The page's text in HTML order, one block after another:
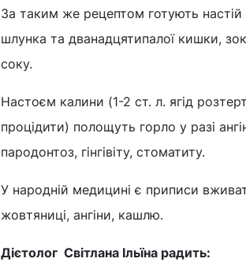
За таким же рецептом готують настій
шлунка та дванадцятипалої кишки,
соку.
Настоєм калини (1-2 ст. л. ягід
процідити) полощуть горло у разі
пародонтоз, гінгівіту, стоматиту.
У народній медицині є приписи
жовтяниці, ангіни, кашлю.
Дієтолог Світлана Ільїна радить: